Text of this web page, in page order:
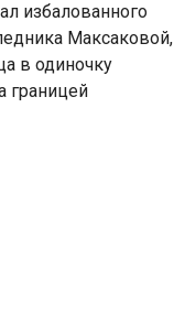
избалованного
Максаковой,
в одиночку
границей